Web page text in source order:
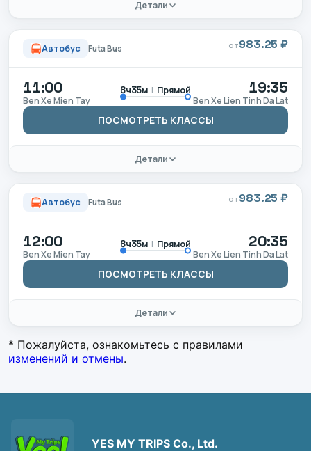
Детали
Автобус Futa Bus ОТ983.25 ₽
11:00
Ben Xe Mien Tay
8ч35м | Прямой 19:35
Ben Xe Lien Tinh Da Lat
ПОСМОТРЕТЬ КЛАССЫ
Детали
Автобус Futa Bus ОТ983.25 ₽
12:00
Ben Xe Mien Tay
8ч35м | Прямой 20:35
Ben Xe Lien Tinh Da Lat
ПОСМОТРЕТЬ КЛАССЫ
Детали
* Пожалуйста, ознакомьтесь с правилами
изменений и отмены.
YES MY TRIPS Co., Ltd.